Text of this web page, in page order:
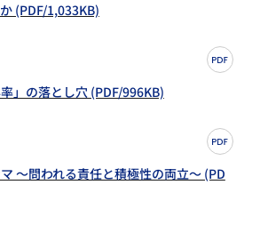
(PDF/1,033KB)
」の落とし穴 (PDF/996KB)
～問われる責任と積極性の両立～ (PD